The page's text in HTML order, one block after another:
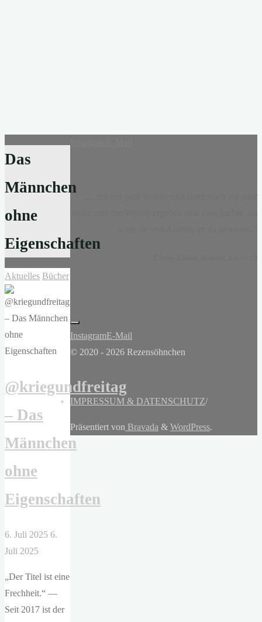
Das
Männchen
ohne
Eigenschaften
Aktuelles Bücher
@kriegundfreitag
– Das
Männchen
ohne
Eigenschaften
6. Juli 2025 6.
Juli 2025
„Der Titel ist eine
Frechheit.“ —
Seit 2017 ist der
InstagramE-Mail
© 2020 - 2026 Rezensöhnchen
IMPRESSUM & DATENSCHUTZ/
Präsentiert von Bravada & WordPress.